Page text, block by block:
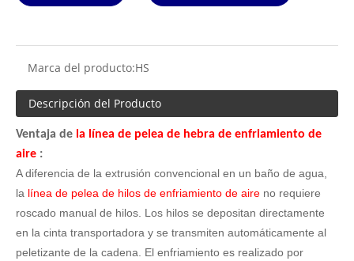
Marca del producto:HS
Descripción del Producto
Ventaja de la línea de pelea de hebra de enfriamiento de
aire :
A diferencia de la extrusión convencional en un baño de agua,
la línea de pelea de hilos de enfriamiento de aire no requiere
roscado manual de hilos. Los hilos se depositan directamente
en la cinta transportadora y se transmiten automáticamente al
peletizante de la cadena. El enfriamiento es realizado por